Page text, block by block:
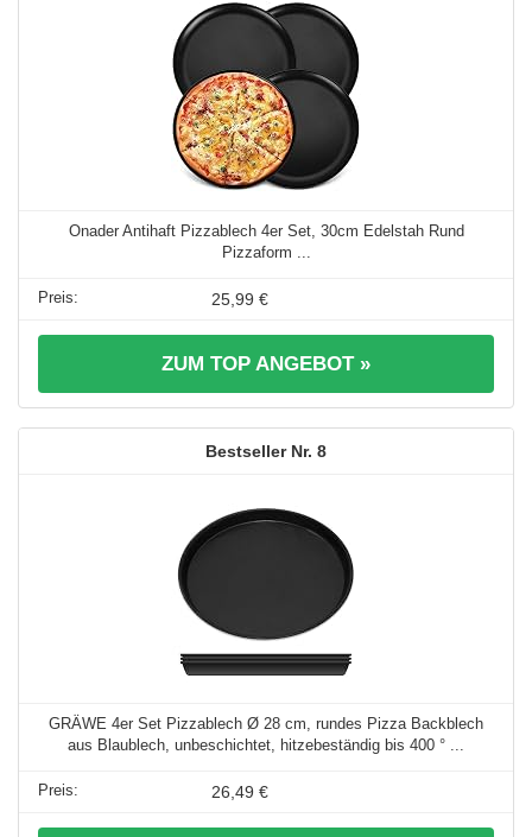
Onader Antihaft Pizzablech 4er Set, 30cm Edelstah Rund
Pizzaform ...
25,99 €
ZUM TOP ANGEBOT »
8
GRÄWE 4er Set Pizzablech Ø 28 cm, rundes Pizza Backblech
aus Blaublech, unbeschichtet, hitzebeständig bis 400 ° ...
26,49 €